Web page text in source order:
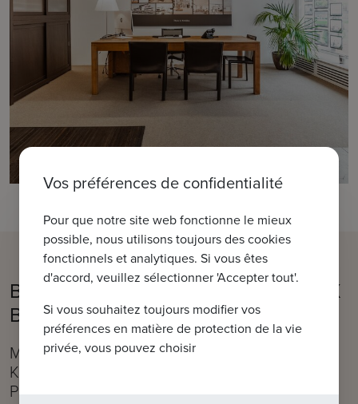
Bienvenue dans notre bureau IMMAX
Bruges
Moerkerkse Steenweg 1, 8310 Bruges (Sint-
Kruis)
Près de la Kruispoort
Vos préférences de confidentialité
Pour que notre site web fonctionne le mieux
possible, nous utilisons toujours des cookies
fonctionnels et analytiques. Si vous êtes
d'accord, veuillez sélectionner 'Accepter tout'.
Si vous souhaitez toujours modifier vos
préférences en matière de protection de la vie
privée, vous pouvez choisir